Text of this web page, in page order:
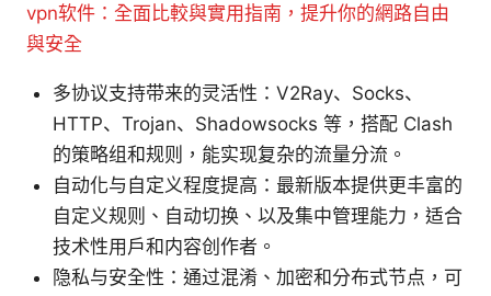
vpn软件：全面比較與實用指南，提升你的網路自由
與安全
多协议支持带来的灵活性：V2Ray、Socks、
HTTP、Trojan、Shadowsocks 等，搭配 Clash
的策略组和规则，能实现复杂的流量分流。
自动化与自定义程度提高：最新版本提供更丰富的
自定义规则、自动切换、以及集中管理能力，适合
技术性用户和内容创作者。
隐私与安全性：通过混淆、加密和分布式节点，可